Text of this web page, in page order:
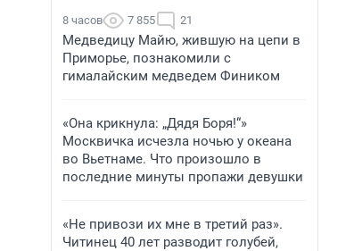
8 часов 7 855 21
Медведицу Майю, жившую на цепи в
Приморье, познакомили с
гималайским медведем Фиником
«Она крикнула: „Дядя Боря!“»
Москвичка исчезла ночью у океана
во Вьетнаме. Что произошло в
последние минуты пропажи девушки
«Не привози их мне в третий раз».
Читинец 40 лет разводит голубей,